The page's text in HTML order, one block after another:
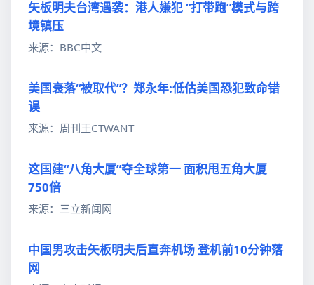
矢板明夫台湾遇袭：港人嫌犯 “打带跑”模式与跨
境镇压
来源：BBC中文
美国衰落“被取代”？郑永年:低估美国恐犯致命错
误
来源：周刊王CTWANT
这国建“八角大厦”夺全球第一 面积甩五角大厦
750倍
来源：三立新闻网
中国男攻击矢板明夫后直奔机场 登机前10分钟落
网